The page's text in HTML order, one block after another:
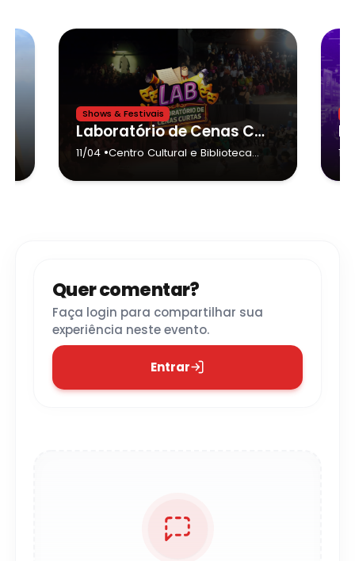
Shows & Festivais
Laboratório de Cenas Curtas – 2026 Diadema
11/04 •Centro Cultural e Biblioteca
19/
Quer comentar?
Faça login para compartilhar sua
experiência neste evento.
Entrar